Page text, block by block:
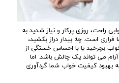
راحت، روزی پرکار و نیاز شدید به
است. چه بیدار دراز بکشید،
بچرخید یا با احساس خستگی از
می تواند یک چالش باشد. اما
بهبود کیفیت خواب شما گردآوری